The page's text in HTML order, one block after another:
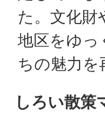
た。文化財
地区をゆ
ちの魅力
しろい散策